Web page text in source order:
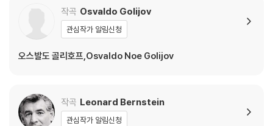
s 1 & 2 / Stravinsky:
Divertimento)
작곡 Osvaldo Golijov
관심작가 알림신청
오스발도 골리호프,Osvaldo Noe Golijov
작곡 Leonard Bernstein
관심작가 알림신청